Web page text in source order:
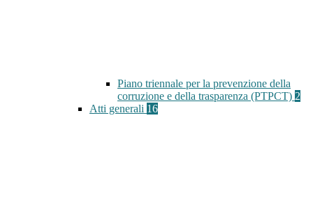
Piano triennale per la prevenzione della
corruzione e della trasparenza (PTPCT) 2
Atti generali 16